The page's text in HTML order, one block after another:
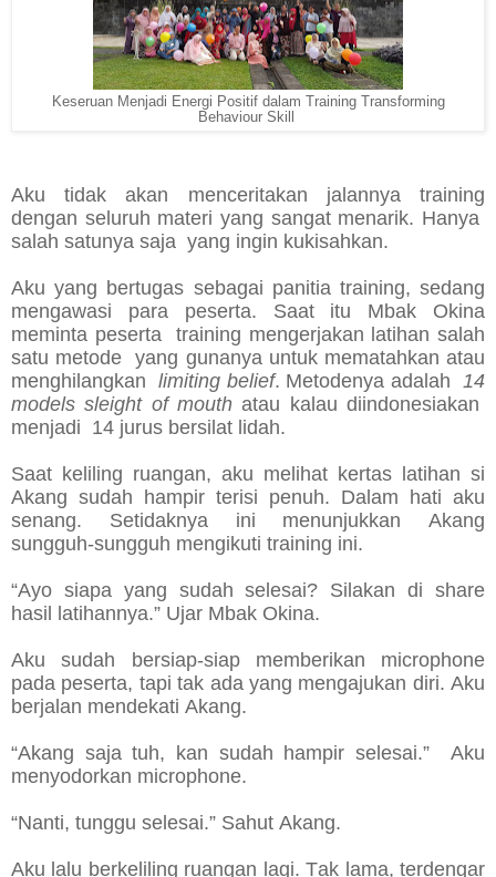
Keseruan Menjadi Energi Positif dalam Training Transforming
Behaviour Skill
Aku tidak akan menceritakan jalannya training
dengan seluruh materi yang sangat menarik. Hanya
salah satunya saja yang ingin kukisahkan.
Aku yang bertugas sebagai panitia training, sedang
mengawasi para peserta. Saat itu Mbak Okina
meminta peserta training mengerjakan latihan salah
satu metode yang gunanya untuk mematahkan atau
menghilangkan limiting belief. Metodenya adalah 14
models sleight of mouth atau kalau diindonesiakan
menjadi 14 jurus bersilat lidah.
Saat keliling ruangan, aku melihat kertas latihan si
Akang sudah hampir terisi penuh. Dalam hati aku
senang. Setidaknya ini menunjukkan Akang
sungguh-sungguh mengikuti training ini.
“Ayo siapa yang sudah selesai? Silakan di share
hasil latihannya.” Ujar Mbak Okina.
Aku sudah bersiap-siap memberikan microphone
pada peserta, tapi tak ada yang mengajukan diri. Aku
berjalan mendekati Akang.
“Akang saja tuh, kan sudah hampir selesai.” Aku
menyodorkan microphone.
“Nanti, tunggu selesai.” Sahut Akang.
Aku lalu berkeliling ruangan lagi. Tak lama, terdengar